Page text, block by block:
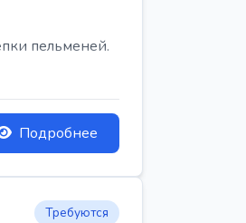
пельменей.
Подробнее
Требуются